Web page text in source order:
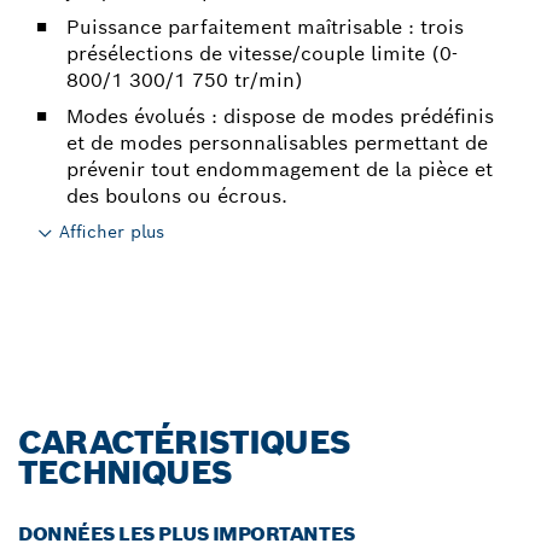
Puissance parfaitement maîtrisable : trois
présélections de vitesse/couple limite (0-
800/1 300/1 750 tr/min)
Modes évolués : dispose de modes prédéfinis
et de modes personnalisables permettant de
prévenir tout endommagement de la pièce et
des boulons ou écrous.
Afficher plus
CARACTÉRISTIQUES
TECHNIQUES
DONNÉES LES PLUS IMPORTANTES